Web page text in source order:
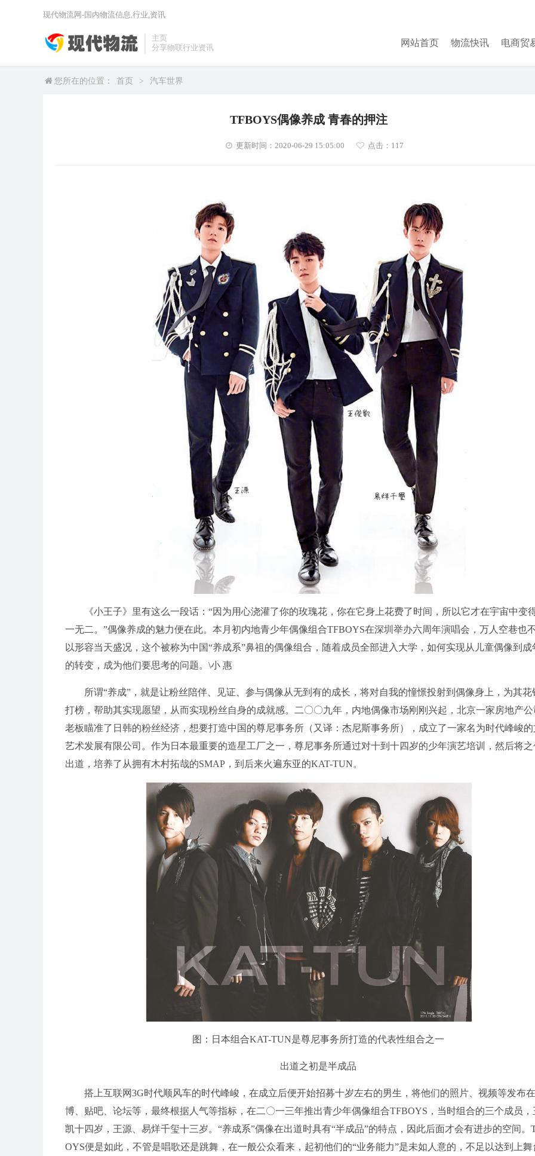
主页
分享物联行业资讯
网站首页 物流快讯 电商贸
现代物流网-国内物流信息,行业,资讯
您所在的位置： 首页 > 汽车世界
TFBOYS偶像养成 青春的押注
更新时间：2020-06-29 15:05:00 点击： 117
《小王子》里有这么一段话：“因为用心浇灌了你的玫瑰花，你在它身上花费了时间，所以它才在宇宙中变
一无二。”偶像养成的魅力便在此。本月初内地青少年偶像组合TFBOYS在深圳举办六周年演唱会，万人空巷也
以形容当天盛况，这个被称为中国“养成系”鼻祖的偶像组合，随着成员全部进入大学，如何实现从儿童偶像到成
的转变，成为他们要思考的问题。\小 惠
所谓“养成”，就是让粉丝陪伴、见证、参与偶像从无到有的成长，将对自我的憧憬投射到偶像身上，为其花
打榜，帮助其实现愿望，从而实现粉丝自身的成就感。二〇〇九年，内地偶像市场刚刚兴起，北京一家房地产公
老板瞄准了日韩的粉丝经济，想要打造中国的尊尼事务所（又译：杰尼斯事务所），成立了一家名为时代峰峻
艺术发展有限公司。作为日本最重要的造星工厂之一，尊尼事务所通过对十到十四岁的少年演艺培训，然后将之
出道，培养了从拥有木村拓哉的SMAP，到后来火遍东亚的KAT-TUN。
图：日本组合KAT-TUN是尊尼事务所打造的代表性组合之一
出道之初是半成品
搭上互联网3G时代顺风车的时代峰峻，在成立后便开始招募十岁左右的男生，将他们的照片、视频等发布
博、贴吧、论坛等，最终根据人气等指标，在二〇一三年推出青少年偶像组合TFBOYS，当时组合的三个成员，
凯十四岁，王源、易烊千玺十三岁。“养成系”偶像在出道时具有“半成品”的特点，因此后面才会有进步的空间。
OYS便是如此，不管是唱歌还是跳舞，在一般公众看来，起初他们的“业务能力”是未如人意的，不足以达到上舞